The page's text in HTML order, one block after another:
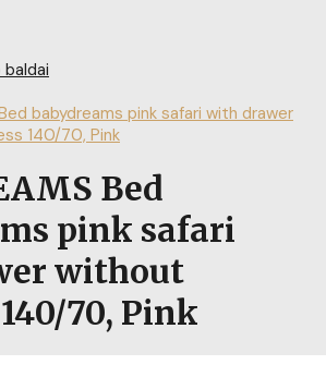
baldai
Bed babydreams pink safari with drawer
140/70, Pink
Bed
pink safari
without
70, Pink